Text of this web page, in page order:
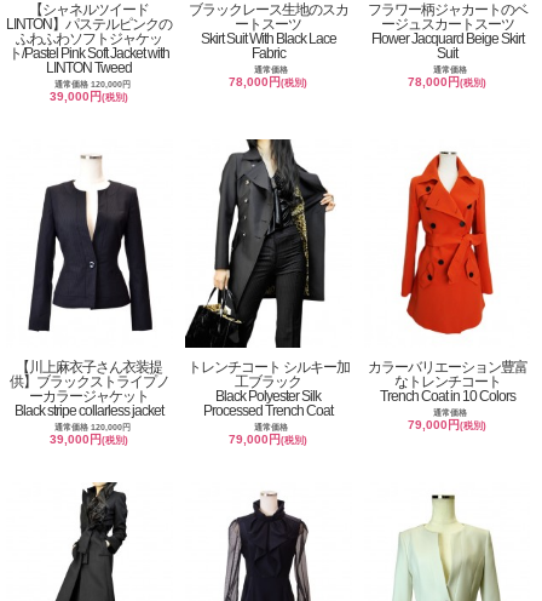
【シャネルツイード
LINTON】パステルピンクの
ふわふわソフトジャケッ
ト/Pastel Pink Soft Jacket with
LINTON Tweed
通常価格 120,000円
39,000円(税別)
ブラックレース生地のスカ
ートスーツ
Skirt Suit With Black Lace
Fabric
通常価格
78,000円(税別)
フラワー柄ジャカートのベ
ージュスカートスーツ
Flower Jacquard Beige Skirt
Suit
通常価格
78,000円(税別)
【川上麻衣子さん衣装提
供】ブラックストライプノ
ーカラージャケット
Black stripe collarless jacket
通常価格 120,000円
39,000円(税別)
トレンチコート シルキー加
工ブラック
Black Polyester Silk
Processed Trench Coat
通常価格
79,000円(税別)
カラーバリエーション豊富
なトレンチコート
Trench Coat in 10 Colors
通常価格
79,000円(税別)